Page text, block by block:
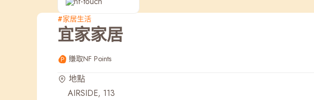
熱門
NF 種籽 NF Points
最近搜尋紀錄
#家居生活
宜家家居
賺取NF Points
地點
AIRSIDE, 113